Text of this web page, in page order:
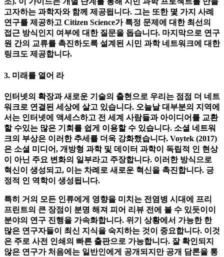
시민 과학 프로젝트를 지원하기위한 지침과 가이드도 있습니
다. e. B. "영국 환경 관찰 프레임 워크"(Pocock et al. (2014) 참
조). 이 가이드는 개별 단계를 통해 시민 과학 프로젝트를 만들
고자하는 과학자와 함께 제공됩니다. 그는 또한 몇 가지 사례
연구를 제공하고 Citizen Science가 특정 문제에 대한 최선의
원 간의 교류를 촉진하도록 설계된 시민 과학 네트워크에 대한
3. 미래를 열어 라
인터넷의 확장과 새로운 기술의 출현으로 우리는 점점 더 네트
워크로 연결된 세상에 살고 있습니다. 오늘날 대부분의 지역에
서는 인터넷에 액세스하고 전 세계 사람들과 아이디어를 교환
할 수있는 많은 기회를 쉽게 이용할 수 있습니다. 소셜 네트워
크의 부상은 이러한 추세를 더욱 강화했습니다. Voytek (2017)
은 소셜 미디어, 개방형 과학 및 데이터 과학이 독립적 인 현상
혁신이 생성되고, 이는 차례로 새로운 혁신을 촉진합니다. 긍
정적 인 역학이 생성됩니다.
특히 거의 모든 인류에게 영향을 미치는 전염병 시대에 프리
프린트의 큰 장점이 분명 해져 피어 리뷰 전에 볼 수 있듯이이
분야의 연구 진행을 가속화합니다. 위기 상황에서 가능한 한